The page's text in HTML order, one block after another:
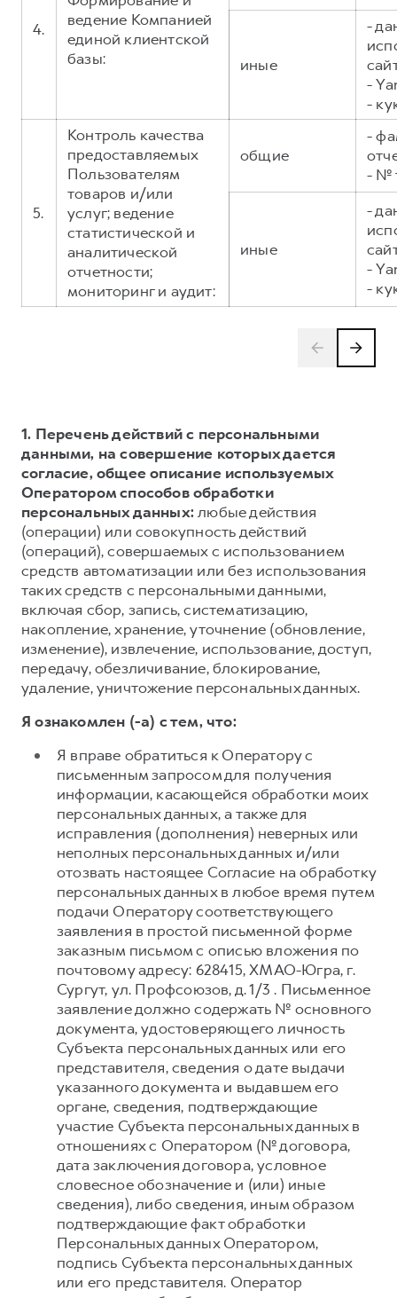
4.
ведение Компанией
единой клиентской
базы:
иные
-
-
-
5.
Контроль качества
предоставляемых
Пользователям
товаров и/или
услуг; ведение
статистической и
аналитической
отчетности;
мониторинг и аудит:
общие
-
- №
иные
-
-
-
1. Перечень действий с персональными
данными, на совершение которых дается
согласие, общее описание используемых
Оператором способов обработки
персональных данных:любые действия
(операции) или совокупность действий
(операций), совершаемых с использованием
средств автоматизации или без использования
таких средств с персональными данными,
включая сбор, запись, систематизацию,
накопление, хранение, уточнение (обновление,
изменение), извлечение, использование, доступ,
передачу, обезличивание, блокирование,
удаление, уничтожение персональных данных.
Я ознакомлен (-а) с тем, что:
Я вправе обратиться к Оператору с
письменным запросом для получения
информации, касающейся обработки моих
персональных данных, а также для
исправления (дополнения) неверных или
неполных персональных данных и/или
отозвать настоящее Согласие на обработку
персональных данных в любое время путем
подачи Оператору соответствующего
заявления в простой письменной форме
заказным письмом с описью вложения по
почтовому адресу: 628415, ХМАО-Югра, г.
Сургут, ул. Профсоюзов, д. 1/3 . Письменное
заявление должно содержать № основного
документа, удостоверяющего личность
Субъекта персональных данных или его
представителя, сведения о дате выдачи
указанного документа и выдавшем его
органе, сведения, подтверждающие
участие Субъекта персональных данных в
отношениях с Оператором (№ договора,
дата заключения договора, условное
словесное обозначение и (или) иные
сведения), либо сведения, иным образом
подтверждающие факт обработки
Персональных данных Оператором,
подпись Субъекта персональных данных
или его представителя. Оператор